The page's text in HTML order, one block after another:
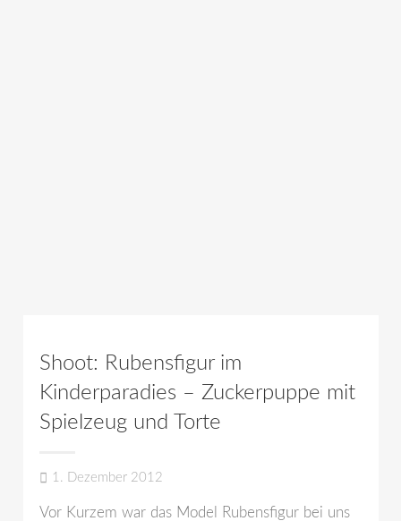
Shoot: Rubensfigur im
Kinderparadies – Zuckerpuppe mit
Spielzeug und Torte
1. Dezember 2012
Vor Kurzem war das Model Rubensfigur bei uns